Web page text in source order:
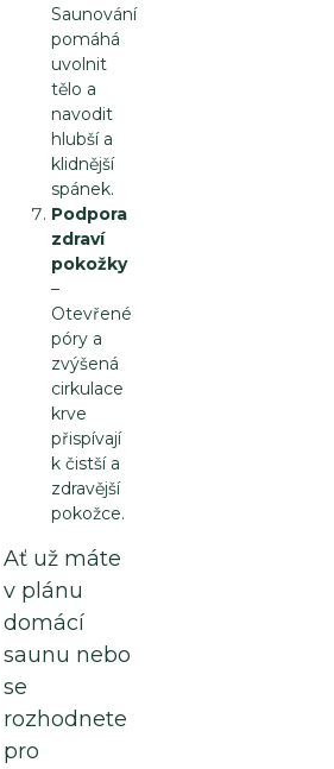
Saunování
pomáhá
uvolnit
tělo a
navodit
hlubší a
klidnější
spánek.
Podpora
zdraví
pokožky
–
Otevřené
póry a
zvýšená
cirkulace
krve
přispívají
k čistší a
zdravější
pokožce.
Ať už máte
v plánu
domácí
saunu nebo
se
rozhodnete
pro